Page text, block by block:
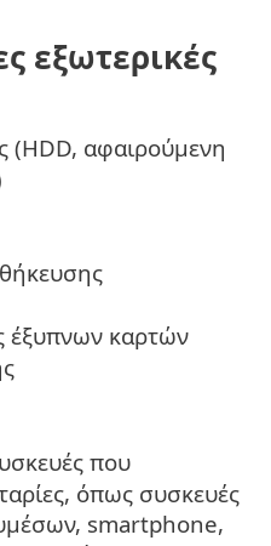
εξωτερικές
(HDD, αφαιρούμενη
έξυπνων καρτών
που
όπως συσκευές
smartphone,